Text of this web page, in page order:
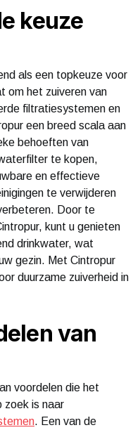
keuze
als een topkeuze voor
om het zuiveren van
filtratiesystemen en
een breed scala aan
behoeften van
te kopen,
en effectieve
te verwijderen
Door te
kunt u genieten
drinkwater, wat
gezin. Met Cintropur
duurzame zuiverheid in
van
voordelen die het
zoek is naar
. Een van de